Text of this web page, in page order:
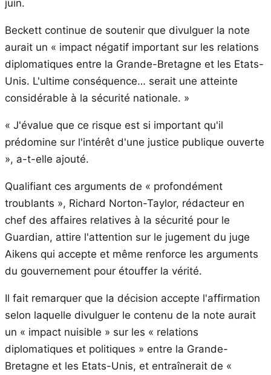
juin.
Beckett continue de soutenir que divulguer la note
aurait un « impact négatif important sur les relations
diplomatiques entre la Grande-Bretagne et les Etats-
Unis. L'ultime conséquence… serait une atteinte
considérable à la sécurité nationale. »
« J'évalue que ce risque est si important qu'il
prédomine sur l'intérêt d'une justice publique ouverte
», a-t-elle ajouté.
Qualifiant ces arguments de « profondément
troublants », Richard Norton-Taylor, rédacteur en
chef des affaires relatives à la sécurité pour le
Guardian, attire l'attention sur le jugement du juge
Aikens qui accepte et même renforce les arguments
du gouvernement pour étouffer la vérité.
Il fait remarquer que la décision accepte l'affirmation
selon laquelle divulguer le contenu de la note aurait
un « impact nuisible » sur les « relations
diplomatiques et politiques » entre la Grande-
Bretagne et les Etats-Unis, et entraînerait de «